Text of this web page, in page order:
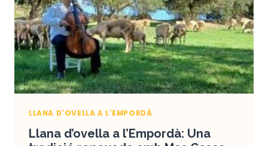
LLANA D'OVELLA A L'EMPORDÀ
Llana d’ovella a l’Empordà: Una